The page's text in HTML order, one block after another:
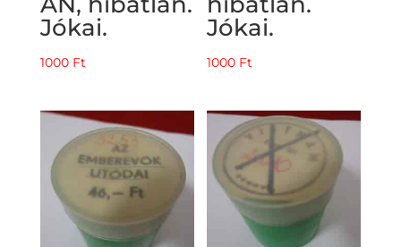
Jókai.
1000 Ft
Jókai.
1000 Ft